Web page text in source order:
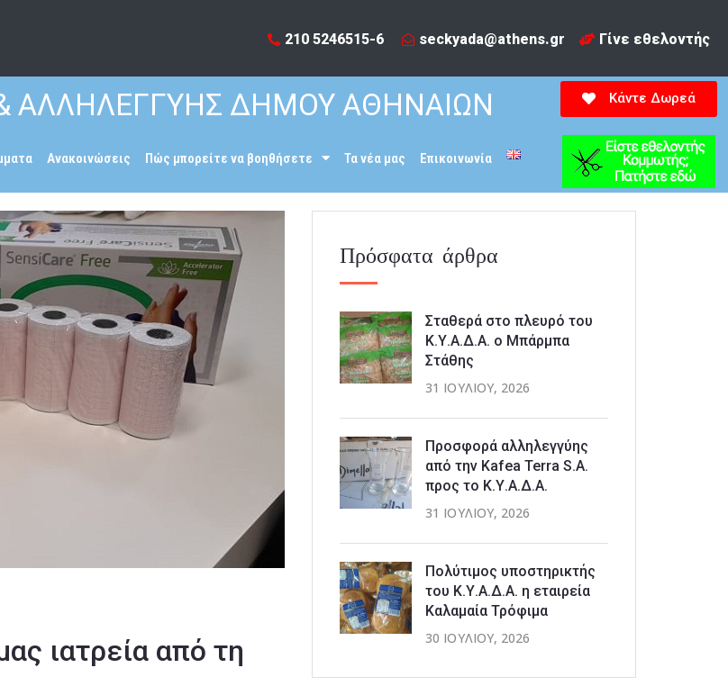
210 5246515-6​ seckyada@athens.gr Γίνε εθελοντής
ΑΛΛΗΛΕΓΓΥΗΣ ΔΗΜΟΥ ΑΘΗΝΑΙΩΝ
Ανακοινώσεις Πώς μπορείτε να βοηθήσετε Τα νέα μας Επικοινωνία
Κάντε Δωρεά
ιατρεία από τη
Πρόσφατα άρθρα
Σταθερά στο πλευρό του
Κ.Υ.Α.Δ.Α. ο Μπάρμπα
Στάθης
31 ΙΟΥΛΊΟΥ, 2026
Προσφορά αλληλεγγύης
από την Kafea Terra S.A.
προς το Κ.Υ.Α.Δ.Α.
31 ΙΟΥΛΊΟΥ, 2026
Πολύτιμος υποστηρικτής
του Κ.Υ.Α.Δ.Α. η εταιρεία
Καλαμαία Τρόφιμα
30 ΙΟΥΛΊΟΥ, 2026